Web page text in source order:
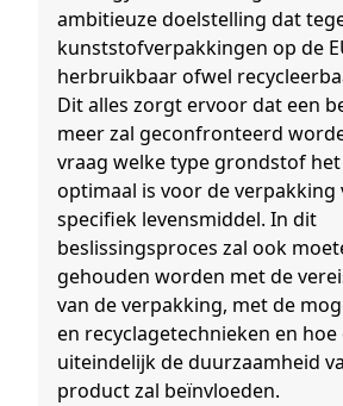
ambitieuze doelstelling dat
kunststofverpakkingen op de
herbruikbaar ofwel
Dit alles zorgt ervoor dat een
meer zal geconfronteerd
vraag welke type grondstof
optimaal is voor de verpakking
specifiek levensmiddel. In dit
beslissingsproces zal ook
gehouden worden met de
van de verpakking, met de
en recyclagetechnieken en hoe
uiteindelijk de duurzaamheid
product zal beïnvloeden.